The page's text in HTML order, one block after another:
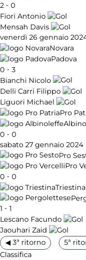
2 - 0
Fiori Antonio
Mensah Davis
venerdì 26 gennaio
Novara
Padova
0 - 3
Bianchi Nicolo
Delli Carri Filippo
Liguori Michael
Pro
0 - 0
sabato 27 gennaio 2024
Pro
Pro
0 - 0
Triestina
1 - 1
Lescano Facundo
Jaouhari Zaid
◀ 3ª ritorno
5ª
Classifica